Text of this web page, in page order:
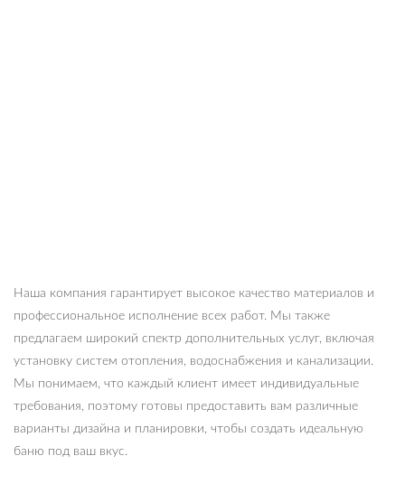
Наша компания гарантирует высокое качество материалов и
профессиональное исполнение всех работ. Мы также
предлагаем широкий спектр дополнительных услуг, включая
установку систем отопления, водоснабжения и канализации.
Мы понимаем, что каждый клиент имеет индивидуальные
требования, поэтому готовы предоставить вам различные
варианты дизайна и планировки, чтобы создать идеальную
баню под ваш вкус.